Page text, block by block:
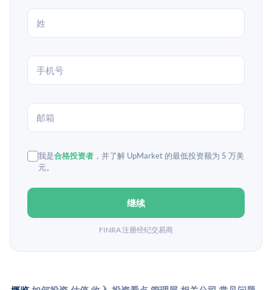
我是合格投资者 ，并了解 UpMarket 的最低投资额为 5 万美
元。
继续
FINRA 注册经纪交易商